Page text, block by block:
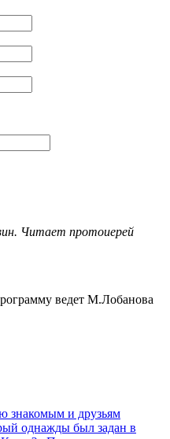
Читает протоиерей
ведет М.Лобанова
знакомым и друзьям
однажды был задан в